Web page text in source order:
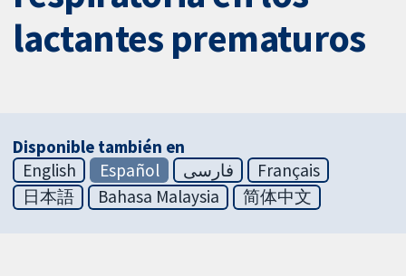
lactantes prematuros
Disponible también en
English
Español فارسی
Français
日本語
Bahasa Malaysia 简体中文